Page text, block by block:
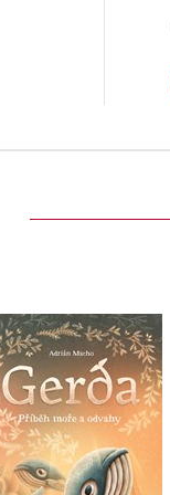
Příběh moře a
odvahy
Adrián Macho